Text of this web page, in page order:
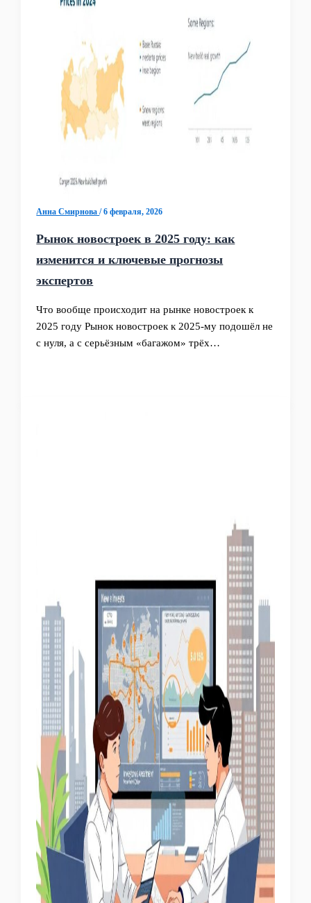
Анна Смирнова/6 февраля, 2026
Рынок новостроек в 2025 году: как
изменится и ключевые прогнозы
экспертов
Что вообще происходит на рынке новостроек к
2025 году Рынок новостроек к 2025‑му подошёл не
с нуля, а с серьёзным «багажом» трёх…